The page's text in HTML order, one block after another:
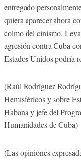
entregado
quiera aparecer ahora
colmo del cinismo.
agresión contra Cuba
Estados Unidos podría
(Raúl Rodríguez
Hemisféricos y sobre
Habana y jefe del
Humanidades de Cuba)
(Las opiniones